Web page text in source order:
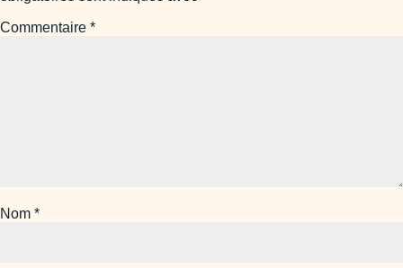
Commentaire *
Nom *